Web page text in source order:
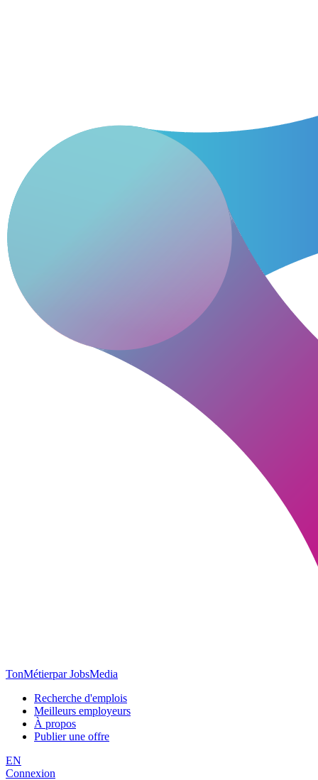
TonMétierpar JobsMedia
Recherche d'emplois
Meilleurs employeurs
À propos
Publier une offre
EN
Connexion